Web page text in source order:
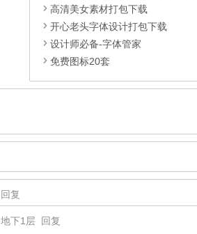
高清美女素材打包下载
开心老头字体设计打包下载
设计师必备-字体管家
免费图标20套
回复
地下1层 回复